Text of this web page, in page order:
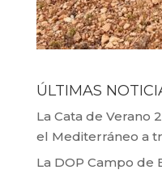
ÚLTIMAS
La Cata de Verano
el Mediterráneo a
La DOP Campo de